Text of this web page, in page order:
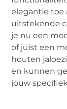
elegantie toe
uitstekende
je nu een
of juist een
houten
en kunnen
jouw